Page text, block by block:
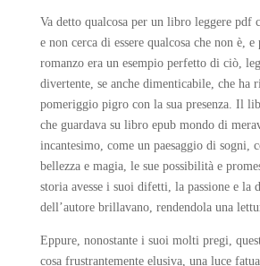
Va detto qualcosa per un libro leggere pdf
e non cerca di essere qualcosa che non è, e
romanzo era un esempio perfetto di ciò,
divertente, se anche dimenticabile, che ha
pomeriggio pigro con la sua presenza. Il
che guardava su libro epub mondo di
incantesimo, come un paesaggio di sogni,
bellezza e magia, le sue possibilità e
storia avesse i suoi difetti, la passione e la
dell’autore brillavano, rendendola una
Eppure, nonostante i suoi molti pregi,
cosa frustrantemente elusiva, una luce